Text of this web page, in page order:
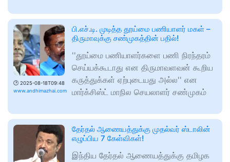
🕑 2025-08-18T09:48
www.andhimazhai.com
பி.எச்.டி. முடித்த தூய்மை பணியாளர் மகள் –
திருமாவுக்கு சண்முகத்தின் பதில்!
''தூய்மை பணியாளர்களை பணி நிரந்தரம்
செய்யக்கூடாது என திருமாவளவன் கூறிய
கருத்துக்கள் ஏற்புடையது அல்ல'' என
மார்க்சிஸ்ட் மாநில செயலாளர் சண்முகம்
தேர்தல் ஆணையத்துக்கு முதல்வர் ஸ்டாலின்
எழுப்பிய 7 கேள்விகள்!
இந்திய தேர்தல் ஆணையத்துக்கு தமிழக